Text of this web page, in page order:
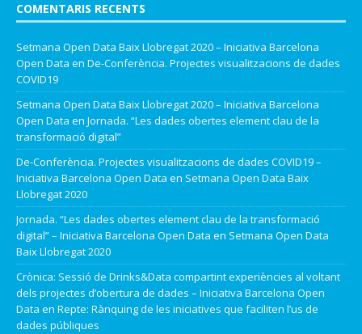
COMENTARIS RECENTS
Setmana Open Data Baix Llobregat 2020 – Iniciativa Barcelona
Open Data en De-Conferència. Projectes visualitzacions de dades
COVID19
Setmana Open Data Baix Llobregat 2020 – Iniciativa Barcelona
Open Data en Jornada. “Les dades obertes element clau de la
transformació digital”
De-Conferència. Projectes visualitzacions de dades COVID19 –
Iniciativa Barcelona Open Data en Setmana Open Data Baix
Llobregat 2020
Jornada. “Les dades obertes element clau de la transformació
digital” – Iniciativa Barcelona Open Data en Setmana Open Data
Baix Llobregat 2020
Crònica: Sessió de Drinks&Data compartint experiències al voltant
dels projectes d’obertura de dades – Iniciativa Barcelona Open
Data en Repte: Rànquing de les iniciatives que faciliten l’us de
dades públiques